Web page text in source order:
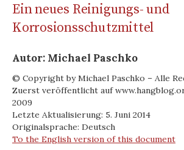
Ein neues Reinigungs- und
Korrosionsschutzmittel
Autor: Michael Paschko
© Copyright by Michael Paschko – Alle
Zuerst veröffentlicht auf
2009
Letzte Aktualisierung: 5. Juni 2014
Originalsprache: Deutsch
To the English version of this document